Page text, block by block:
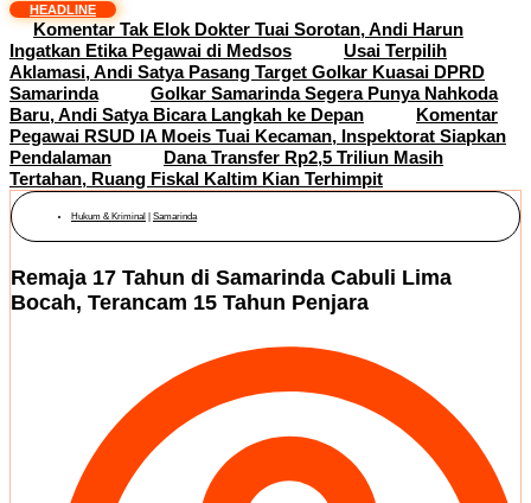
HEADLINE
Komentar Tak Elok Dokter Tuai Sorotan, Andi Harun
Ingatkan Etika Pegawai di Medsos
Usai Terpilih
Aklamasi, Andi Satya Pasang Target Golkar Kuasai DPRD
Samarinda
Golkar Samarinda Segera Punya Nahkoda
Baru, Andi Satya Bicara Langkah ke Depan
Komentar
Pegawai RSUD IA Moeis Tuai Kecaman, Inspektorat Siapkan
Pendalaman
Dana Transfer Rp2,5 Triliun Masih
Tertahan, Ruang Fiskal Kaltim Kian Terhimpit
Hukum & Kriminal Samarinda
Remaja 17 Tahun di Samarinda Cabuli Lima
Bocah, Terancam 15 Tahun Penjara